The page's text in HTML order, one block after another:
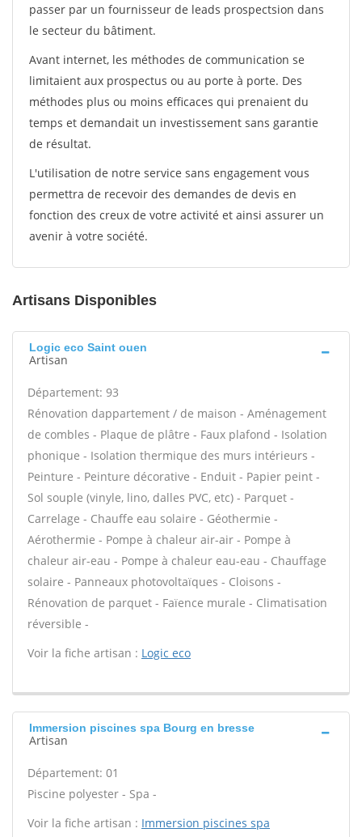
passer par un fournisseur de leads prospectsion dans
le secteur du bâtiment.
Avant internet, les méthodes de communication se
limitaient aux prospectus ou au porte à porte. Des
méthodes plus ou moins efficaces qui prenaient du
temps et demandait un investissement sans garantie
de résultat.
L'utilisation de notre service sans engagement vous
permettra de recevoir des demandes de devis en
fonction des creux de votre activité et ainsi assurer un
avenir à votre société.
Artisans Disponibles
Logic eco Saint ouen
Artisan
Département: 93
Rénovation dappartement / de maison - Aménagement
de combles - Plaque de plâtre - Faux plafond - Isolation
phonique - Isolation thermique des murs intérieurs -
Peinture - Peinture décorative - Enduit - Papier peint -
Sol souple (vinyle, lino, dalles PVC, etc) - Parquet -
Carrelage - Chauffe eau solaire - Géothermie -
Aérothermie - Pompe à chaleur air-air - Pompe à
chaleur air-eau - Pompe à chaleur eau-eau - Chauffage
solaire - Panneaux photovoltaïques - Cloisons -
Rénovation de parquet - Faïence murale - Climatisation
réversible -
Voir la fiche artisan : Logic eco
Immersion piscines spa Bourg en bresse
Artisan
Département: 01
Piscine polyester - Spa -
Voir la fiche artisan : Immersion piscines spa